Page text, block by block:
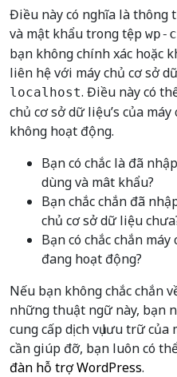
Điều này có nghĩa là thông
và mật khẩu trong tệpwp-
bạn không chính xác hoặc
liên hệ với máy chủ cơ sở
localhost. Điều này có
chủ cơ sở dữ liệu’s của
không hoạt động.
Bạn có chắc là đã
dùng và mât khẩu?
Bạn chắc chắn đã
chủ cơ sở dữ liệu
Bạn có chắc chắn
đang hoạt động?
Nếu bạn không chắc chắn
những thuật ngữ này, bạn
cung cấp dịch vụ lưu trữ
cần giúp đỡ, bạn luôn có
đàn hỗ trợ WordPress.